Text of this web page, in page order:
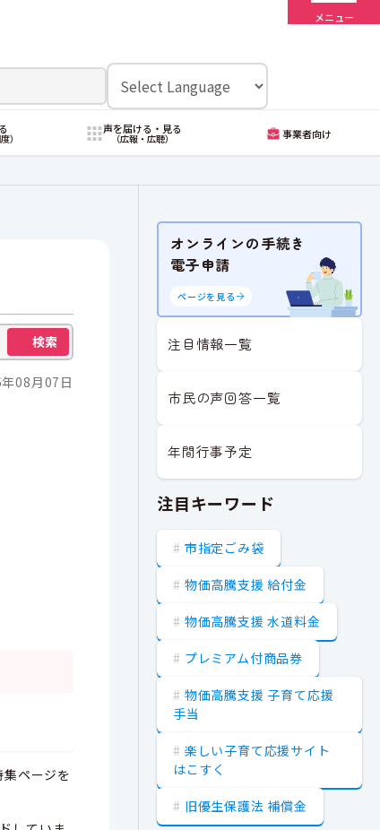
メニュー
）
声を届ける・見る
（広報・広聴） 事業者向け
検索
08月07日
ページを
オンラインの手続き
電子申請
ページを見る
注目情報一覧
市民の声回答一覧
年間行事予定
注目キーワード
市指定ごみ袋
物価高騰支援 給付金
物価高騰支援 水道料金
プレミアム付商品券
物価高騰支援 子育て応援
手当
楽しい子育て応援サイト
はこすく
旧優生保護法 補償金